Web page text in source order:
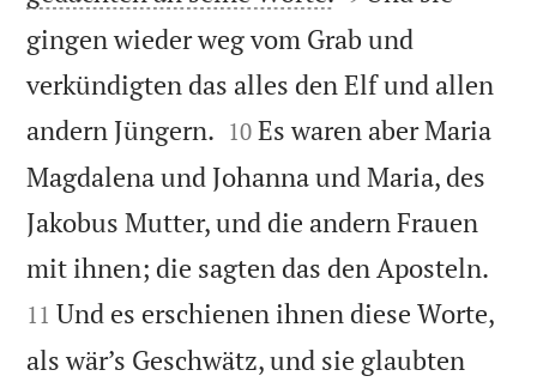
gingen wieder weg vom Grab und
verkündigten das alles den Elf und allen
andern Jüngern. 

10 Es waren aber Maria
Magdalena und Johanna und Maria, des
Jakobus Mutter, und die andern Frauen
mit ihnen; die sagten das den Aposteln.
11 Und es erschienen ihnen diese Worte,
als wär’s Geschwätz, und sie glaubten